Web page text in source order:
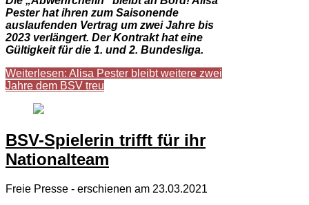
Pester hat ihren zum Saisonende
auslaufenden Vertrag um zwei Jahre bis
2023 verlängert. Der Kontrakt hat eine
Gültigkeit für die 1. und 2. Bundesliga.
Weiterlesen: Alisa Pester bleibt weitere zwei
Jahre dem BSV treu
BSV-Spielerin trifft für ihr
Nationalteam
Freie Presse - erschienen am 23.03.2021